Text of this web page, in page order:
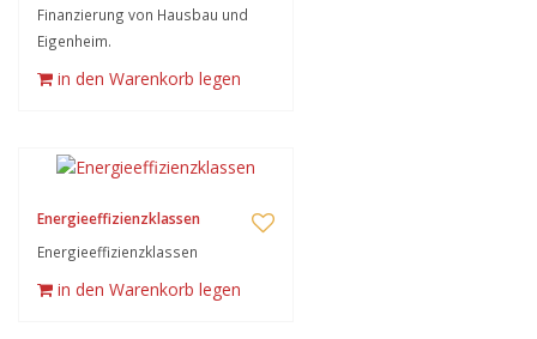
Finanzierung von Hausbau und
Eigenheim.
in den Warenkorb legen
Energieeffizienzklassen
Energieeffizienzklassen
in den Warenkorb legen